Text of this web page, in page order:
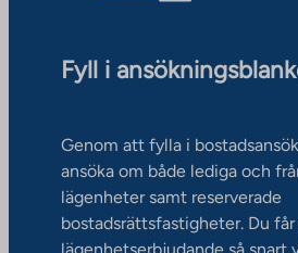
Fyll i
Genom att fylla i
ansöka om både lediga och
lägenheter samt reserverade
bostadsrättsfastigheter. Du